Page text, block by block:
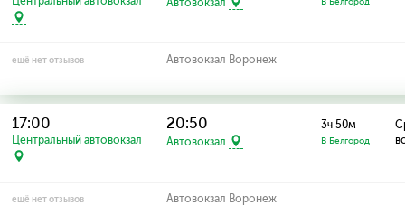
ещё нет отзывов Автовокзал Воронеж
17:00
Центральный автовокзал
20:50
Автовокзал
3ч 50м
В Белгород
ещё нет отзывов Автовокзал Воронеж